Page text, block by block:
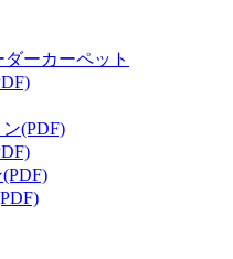
ダーカーペット
(PDF)
(PDF)